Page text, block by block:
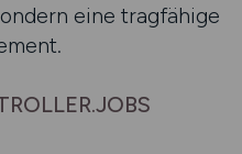
eine tragfähige